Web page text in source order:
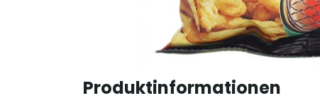
Produktinformationen